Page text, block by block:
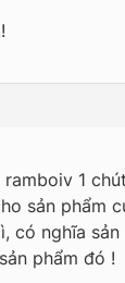
1
sản phẩm
nghĩa
phẩm đó !